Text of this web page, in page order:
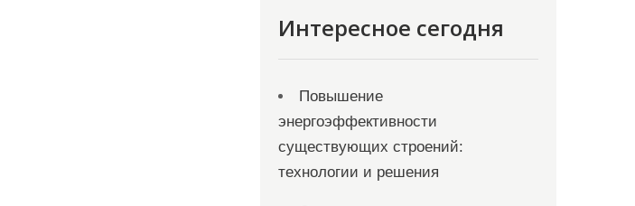
Интересное сегодня
Повышение
энергоэффективности
существующих строений:
технологии и решения